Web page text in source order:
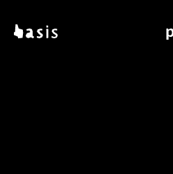
basis